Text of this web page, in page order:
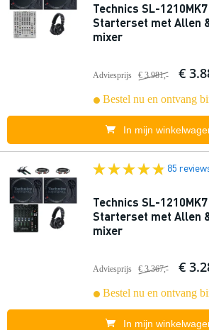
Technics SL-
Starterset met Allen
mixer
Adviesprijs € 3.981,- €
Bestel nu en ontvang
In mijn
85
Technics SL-
Starterset met Allen
mixer
Adviesprijs € 3.367,- €
Bestel nu en ontvang
In mijn